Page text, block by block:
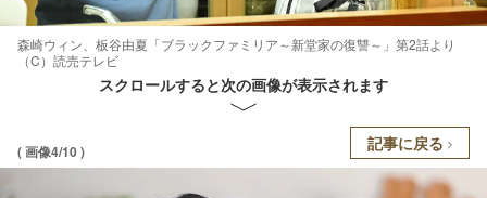
森崎ウィン、板谷由夏「ブラックファミリア～新堂家の復讐～」第2話より
（C）読売テレビ
スクロールすると次の画像が表示されます
( 画像4/10 ) 記事に戻る